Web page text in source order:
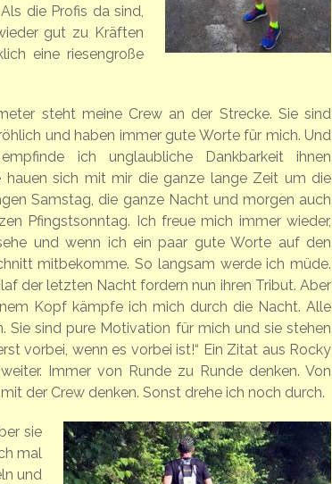
die Profis da sind,
gut zu Kräften
eine riesengroße
steht meine Crew an der Strecke. Sie sind
und haben immer gute Worte für mich. Und
ich unglaubliche Dankbarkeit ihnen
hauen sich mit mir die ganze lange Zeit um die
Samstag, die ganze Nacht und morgen auch
Pfingstsonntag. Ich freue mich immer wieder,
und wenn ich ein paar gute Worte auf den
mitbekomme. So langsam werde ich müde.
der letzten Nacht fordern nun ihren Tribut. Aber
Kopf kämpfe ich mich durch die Nacht. Alle
Sie sind pure Motivation für mich und sie stehen
vorbei, wenn es vorbei ist!“ Ein Zitat aus Rocky
Immer von Runde zu Runde denken. Von
der Crew denken. Sonst drehe ich noch durch.
sie
mal
und